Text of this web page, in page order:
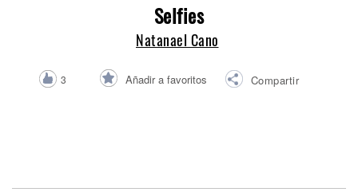
Selfies
Natanael Cano
3 Añadir a favoritos Compartir